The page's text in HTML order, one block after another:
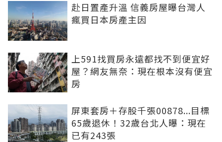
赴日置產升溫 信義房屋曝台灣人
瘋買日本房產主因
上591找買房永遠都找不到便宜好
屋？網友無奈：現在根本沒有便宜
房
屏東套房＋存股千張00878...目標
65歲退休！32歲台北人曝：現在
已有243張